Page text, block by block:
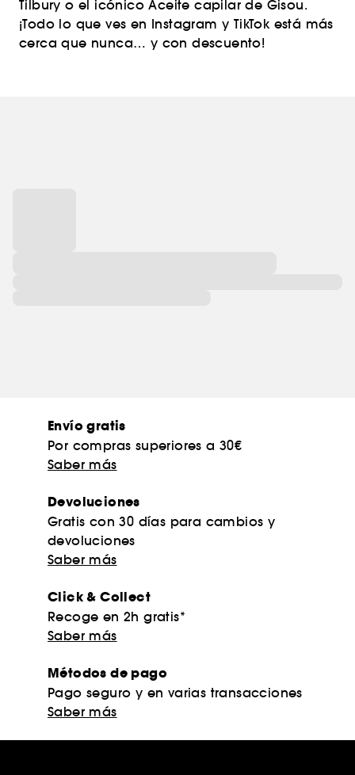
Tilbury o el icónico Aceite capilar de Gisou.
¡Todo lo que ves en Instagram y TikTok está más
cerca que nunca… y con descuento!
Envío gratis
Por compras superiores a 30€
Saber más
Devoluciones
Gratis con 30 días para cambios y
devoluciones
Saber más
Click & Collect
Recoge en 2h gratis*
Saber más
Métodos de pago
Pago seguro y en varias transacciones
Saber más